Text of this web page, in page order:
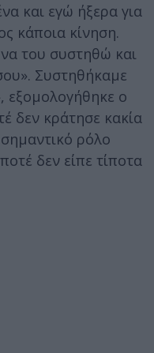
και εγώ ήξερα για
κάποια κίνηση.
του συστηθώ και
Συστηθήκαμε
εξομολογήθηκε ο
δεν κράτησε κακία
ρόλο
δεν είπε τίποτα